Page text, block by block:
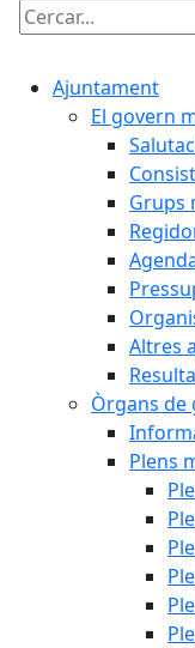
Cercar:
Ajuntament
El govern
Grups
Altres
Òrgans de
Plens